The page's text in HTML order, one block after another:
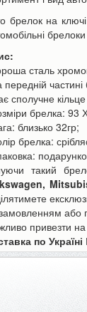
Canon LP-
для
590 грн
кошика
брелок на
сталь
передній
сполучне
брелка: 93
близько 32гр;
брелка:
такий
або
привезти на
по Україні